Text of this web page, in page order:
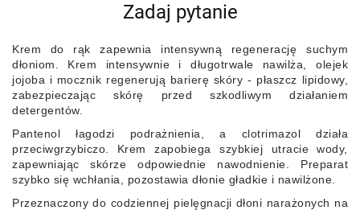
Zadaj pytanie
Krem do rąk zapewnia intensywną regenerację suchym
dłoniom. Krem intensywnie i długotrwale nawilża, olejek
jojoba i mocznik regenerują barierę skóry - płaszcz lipidowy,
zabezpieczając skórę przed szkodliwym działaniem
detergentów.
Pantenol łagodzi podrażnienia, a clotrimazol działa
przeciwgrzybiczo. Krem zapobiega szybkiej utracie wody,
zapewniając skórze odpowiednie nawodnienie. Preparat
szybko się wchłania, pozostawia dłonie gładkie i nawilżone.
Przeznaczony do codziennej pielęgnacji dłoni narażonych na